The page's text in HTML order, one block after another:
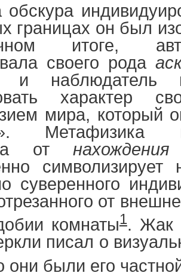
обскура
границах он был
итоге,
своего рода
и наблюдатель
характер
мира, который
Метафизика
от
суверенного
от
комнаты1. Жак
писал о
они были его